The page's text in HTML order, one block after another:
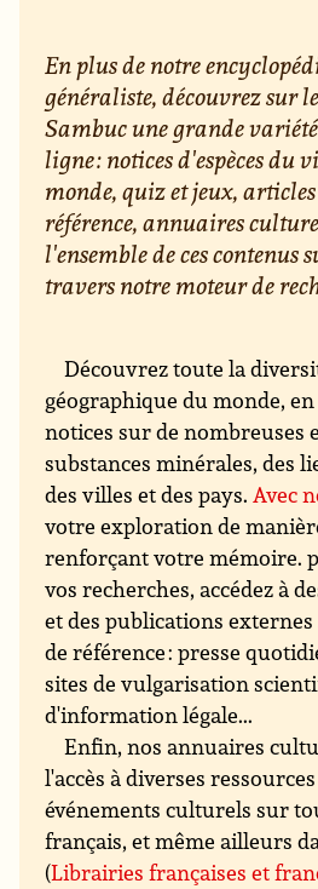
En plus de notre
généraliste, découvrez sur
Sambuc une grande
ligne : notices d'espèces du
monde, quiz et jeux, articles
référence, annuaires
l'ensemble de ces contenus
travers notre moteur de
Découvrez toute la
géographique du monde,
notices sur de nombreuses
substances minérales, des
des villes et des pays.Avec
votre exploration de
renforçant votre mémoire.
vos recherches, accédez à
et des publications
de référence : presse
sites de vulgarisation
d'information légale...
Enfin, nos annuaires
l'accès à diverses
événements culturels sur
français, et même ailleurs
(Librairies françaises et